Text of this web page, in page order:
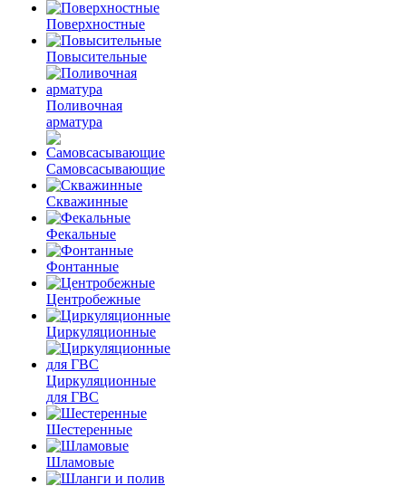
Поверхностные
Повысительные
Поливочная
арматура
Самовсасывающие
Скважинные
Фекальные
Фонтанные
Центробежные
Циркуляционные
Циркуляционные
для ГВС
Шестеренные
Шламовые